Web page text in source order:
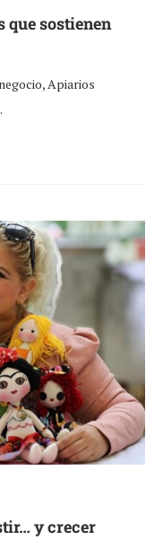
que sostienen
Apiarios
y crecer